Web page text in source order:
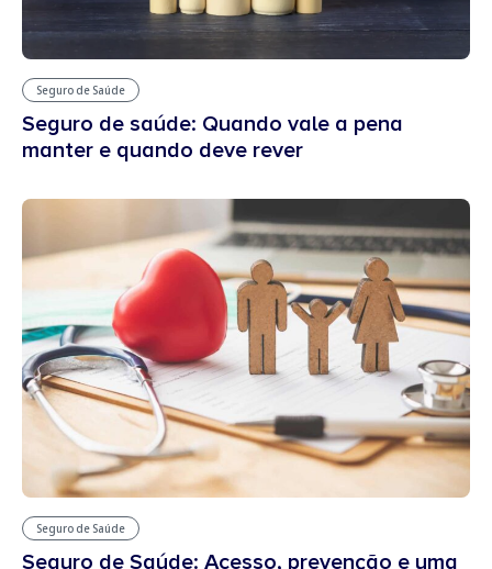
Seguro de Saúde
Seguro de saúde: Quando vale a pena
manter e quando deve rever
Seguro de Saúde
Seguro de Saúde: Acesso, prevenção e uma